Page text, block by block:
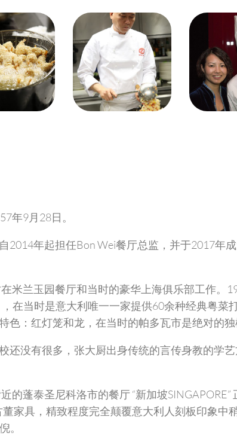
年9月28日。
2014年起担任Bon Wei餐厅总监，并于2017年
米兰玉园餐厅和当时的豪华上海俱乐部工作。
，在当时是意大利唯一一家提供60余种经典粤菜
色：红灯笼和龙，在当时的帕多瓦市是绝对的独
还没有很多，张大厨出身传统的言传身教的学
的蓬泰圣尼科洛市的餐厅 “新加坡
家具，精致程度完全颠覆意大利人刻板印象中
。